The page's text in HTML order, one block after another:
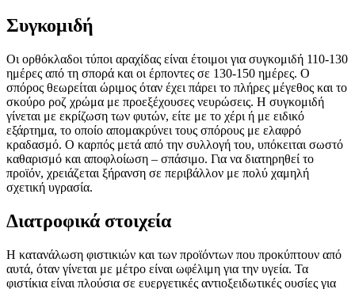
Συγκομιδή
Οι ορθόκλαδοι τύποι αραχίδας είναι έτοιμοι για συγκομιδή 110-130
ημέρες από τη σπορά και οι έρποντες σε 130-150 ημέρες. Ο
σπόρος θεωρείται ώριμος όταν έχει πάρει το πλήρες μέγεθος και το
σκούρο ροζ χρώμα με προεξέχουσες νευρώσεις. Η συγκομιδή
γίνεται με εκρίζωση των φυτών, είτε με το χέρι ή με ειδικό
εξάρτημα, το οποίο απομακρύνει τους σπόρους με ελαφρό
κραδασμό. Ο καρπός μετά από την συλλογή του, υπόκειται σωστό
καθαρισμό και αποφλοίωση – σπάσιμο. Για να διατηρηθεί το
προϊόν, χρειάζεται ξήρανση σε περιβάλλον με πολύ χαμηλή
σχετική υγρασία.
Διατροφικά στοιχεία
Η κατανάλωση φιστικιών και των προϊόντων που προκύπτουν από
αυτά, όταν γίνεται με μέτρο είναι ωφέλιμη για την υγεία. Τα
φιστίκια είναι πλούσια σε ευεργετικές αντιοξειδωτικές ουσίες για